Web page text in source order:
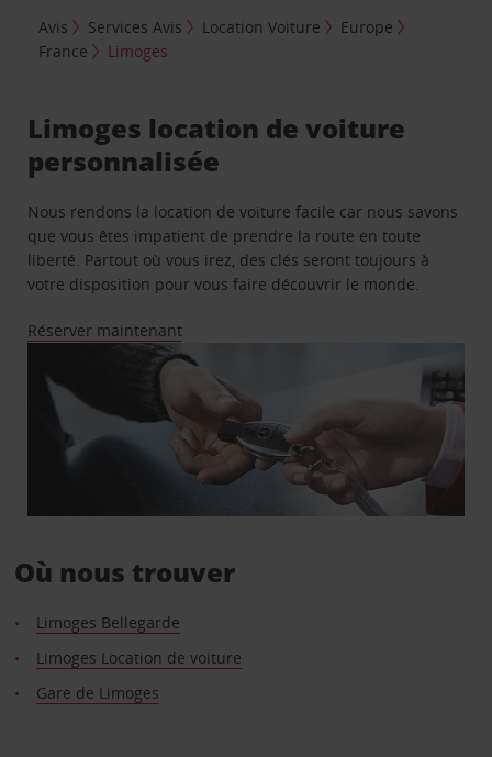
Avis Services Avis Location Voiture
Europe
France
Limoges
Limoges location de voiture
personnalisée
Nous rendons la location de voiture facile car nous savons
que vous êtes impatient de prendre la route en toute
liberté. Partout où vous irez, des clés seront toujours à
votre disposition pour vous faire découvrir le monde.
Réserver maintenant
Où nous trouver
Limoges Bellegarde
Limoges Location de voiture
Gare de Limoges